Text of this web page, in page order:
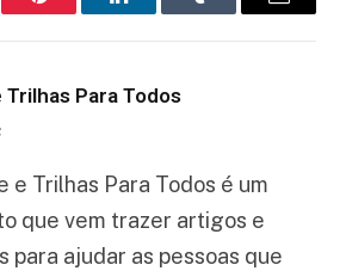
Pinterest LinkedInTumblr Email
Trilhas Para Todos
Facebook
e Trilhas Para Todos é um
que vem trazer artigos e
para ajudar as pessoas que